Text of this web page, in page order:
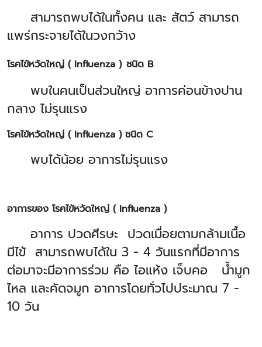
สามารถพบได้ในทั้งคน และ สัตว์ สามารถ
แพร่กระจายได้ในวงกว้าง
โรคไข้หวัดใหญ่ ( Influenza ) ชนิด B
พบในคนเป็นส่วนใหญ่ อาการค่อนข้างปาน
กลาง ไม่รุนแรง
โรคไข้หวัดใหญ่ ( Influenza ) ชนิด C
พบได้น้อย อาการไม่รุนแรง
อาการของ โรคไข้หวัดใหญ่ ( Influenza )
อาการ ปวดศีรษะ ปวดเมื่อยตามกล้ามเนื้อ
มีไข้ สามารถพบได้ใน 3 - 4 วันแรกที่มีอาการ
ต่อมาจะมีอาการร่วม คือ ไอแห้ง เจ็บคอ น้ำมูก
ไหล และคัดจมูก อาการโดยทั่วไปประมาณ 7 -
10 วัน